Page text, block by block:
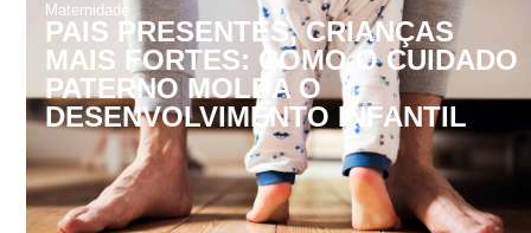
Maternidade
PAIS PRESENTES, CRIANÇAS
MAIS FORTES: COMO O CUIDADO
PATERNO MOLDA O
DESENVOLVIMENTO INFANTIL